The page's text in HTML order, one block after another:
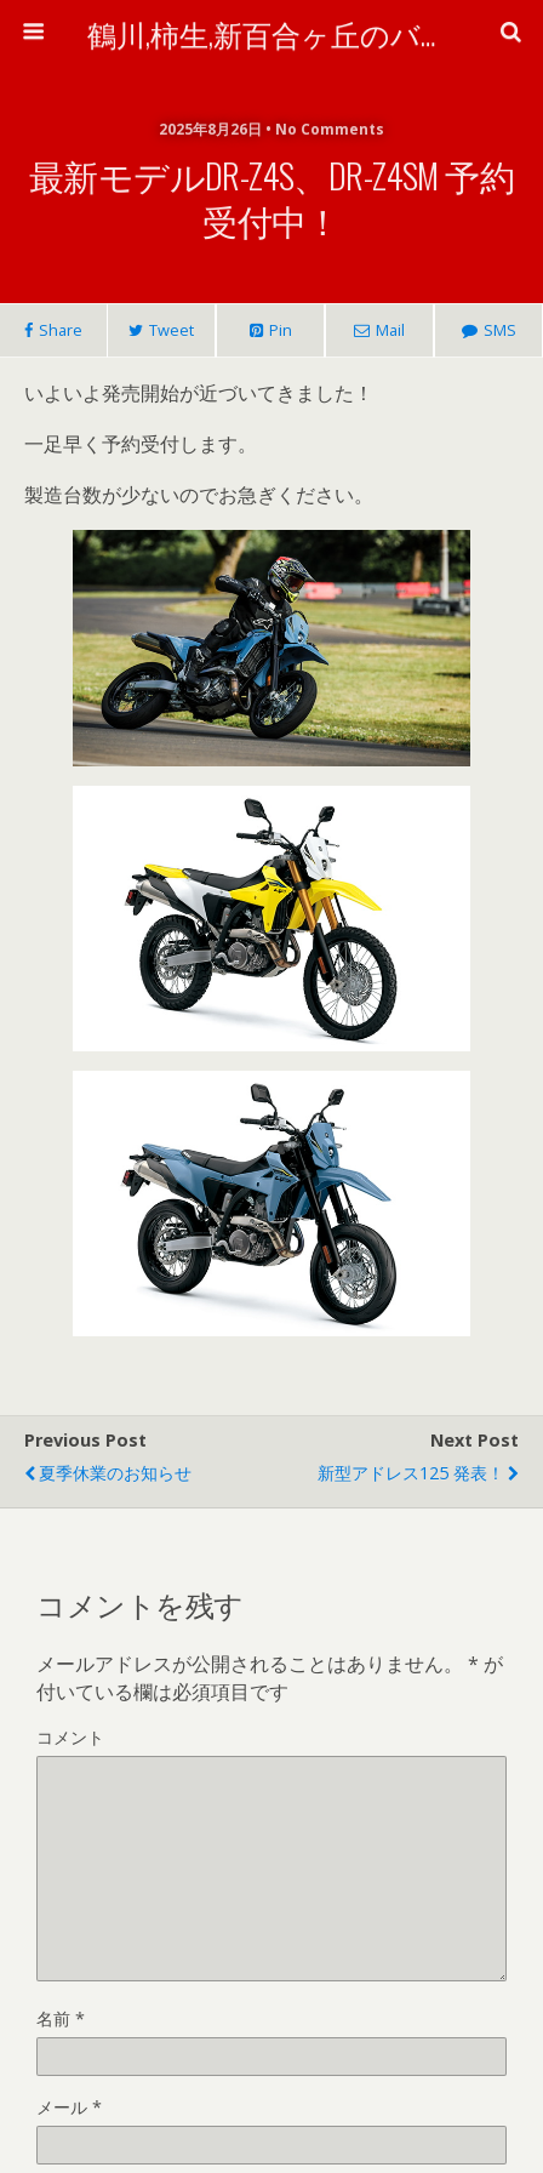
鶴川,柿生,新百合ヶ丘のバイク＆自転車屋さん「ワイズ・ピット」のブログ
2025年8月26日 • No Comments
最新モデルDR-Z4S、DR-Z4SM 予約
受付中！
Share Tweet Pin Mail SMS
いよいよ発売開始が近づいてきました！
一足早く予約受付します。
製造台数が少ないのでお急ぎください。
Previous Post
夏季休業のお知らせ
Next Post
新型アドレス125 発表！
コメントを残す
メールアドレスが公開されることはありません。 * が
付いている欄は必須項目です
コメント
名前 *
メール *